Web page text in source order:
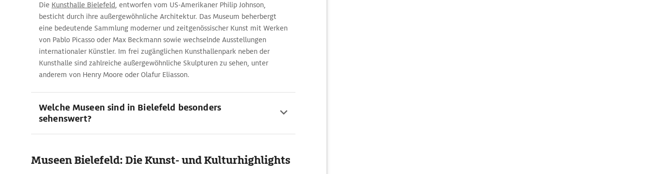
Die Kunsthalle Bielefeld, entworfen vom US-Amerikaner Philip Johnson,
besticht durch ihre außergewöhnliche Architektur. Das Museum beherbergt
eine bedeutende Sammlung moderner und zeitgenössischer Kunst mit Werken
von Pablo Picasso oder Max Beckmann sowie wechselnde Ausstellungen
internationaler Künstler. Im frei zugänglichen Kunsthallenpark neben der
Kunsthalle sind zahlreiche außergewöhnliche Skulpturen zu sehen, unter
anderem von Henry Moore oder Olafur Eliasson.
Welche Museen sind in Bielefeld besonders
sehenswert?
Museen Bielefeld: Die Kunst- und Kulturhighlights